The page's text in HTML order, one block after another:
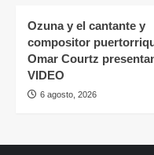
Ozuna y el cantante y
compositor
Omar Courtz presentan
VIDEO
6 agosto, 2026